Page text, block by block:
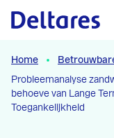
Naar
Home
Probleemanalyse
behoeve van Lange
Toegankelijkheid